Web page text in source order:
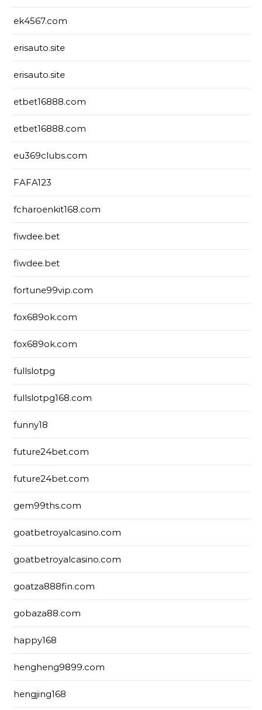
ek4567.com
erisauto.site
erisauto.site
etbet16888.com
etbet16888.com
eu369clubs.com
FAFA123
fcharoenkit168.com
fiwdee.bet
fiwdee.bet
fortune99vip.com
fox689ok.com
fox689ok.com
fullslotpg
fullslotpg168.com
funny18
future24bet.com
future24bet.com
gem99ths.com
goatbetroyalcasino.com
goatbetroyalcasino.com
goatza888fin.com
gobaza88.com
happy168
hengheng9899.com
hengjing168